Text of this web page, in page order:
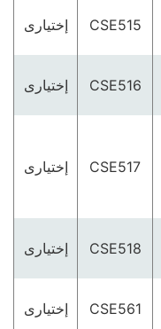
CSE515 إختيارى
CSE516 إختيارى
CSE517 إختيارى
CSE518 إختيارى
CSE561 إختيارى